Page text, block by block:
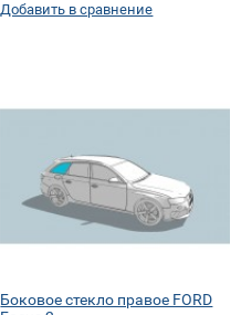
Добавить в сравнение
Боковое стекло правое FORD